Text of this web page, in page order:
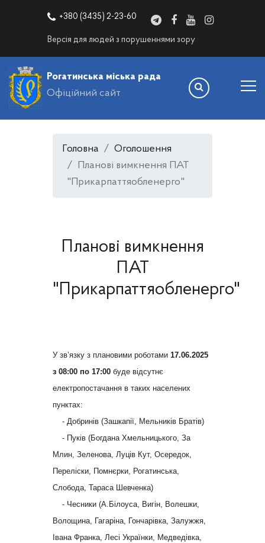
+380 (3435) 2-23-60
Версія для людей з порушеннями зору
Рогатинська міська рада
Офіційний сайт
Головна
Оголошення
Планові вимкнення ПАТ
"Прикарпаттяобленерго"
Планові вимкнення
ПАТ
"Прикарпаттяобленерго"
У зв’язку з плановими роботами 17.06.2025
з 08:00 по 17:00 буде відсутнє
електропостачання в таких населених
пунктах:
- Добринів (Зашкапії, Мельників Братів)
- Пуків (Богдана Хмельницького, За
Млин, Зеленова, Луців Кут, Осередок,
Переліски, Помнєрки, Рогатинська,
Слобода, Тараса Шевченка)
- Чесники (А.Білоуса, Вигін, Волешки,
Волощина, Гагаріна, Гончарівка, Залужжя,
Івана Франка, Лесі Українки, Медведівка,